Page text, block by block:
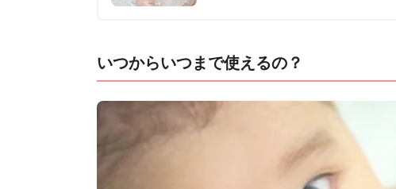
いつからいつまで使えるの？